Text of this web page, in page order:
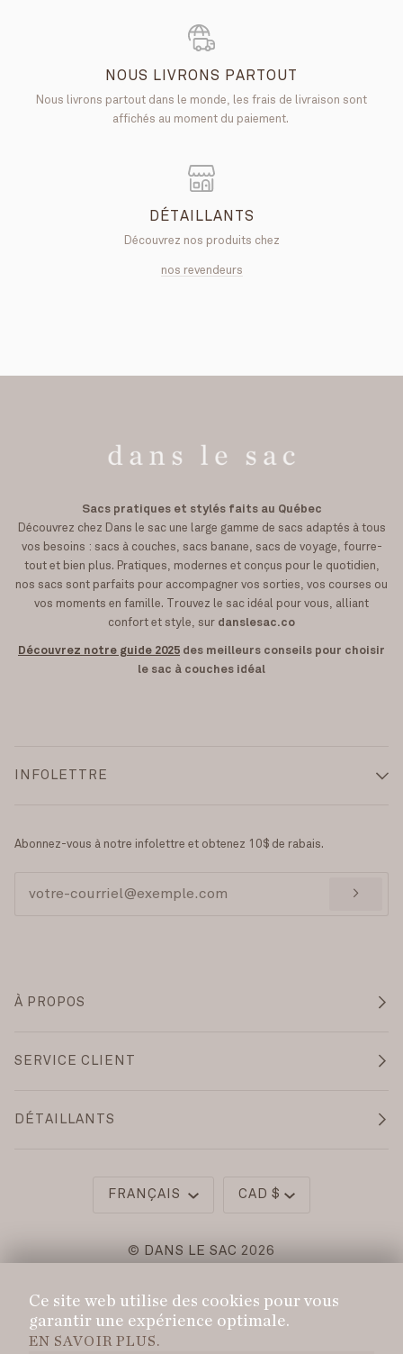
NOUS LIVRONS PARTOUT
Nous livrons partout dans le monde, les frais de livraison sont
affichés au moment du paiement.
DÉTAILLANTS
Découvrez nos produits chez
nos revendeurs
Sacs pratiques et stylés faits au Québec
Découvrez chez Dans le sac une large gamme de sacs adaptés à tous
vos besoins : sacs à couches, sacs banane, sacs de voyage, fourre-
tout et bien plus. Pratiques, modernes et conçus pour le quotidien,
nos sacs sont parfaits pour accompagner vos sorties, vos courses ou
vos moments en famille. Trouvez le sac idéal pour vous, alliant
confort et style, sur danslesac.co
Découvrez notre guide 2025 des meilleurs conseils pour choisir
le sac à couches idéal
INFOLETTRE
Abonnez-vous à notre infolettre et obtenez 10$ de rabais.
>
À PROPOS
SERVICE CLIENT
DÉTAILLANTS
FRANÇAIS CAD $
© DANS LE SAC 2026
POLITIQUE DE LIVRAISON
POLITIQUE DE REMBOURSEMENT
Ce site web utilise des cookies pour vous
garantir une expérience optimale.
EN SAVOIR PLUS.